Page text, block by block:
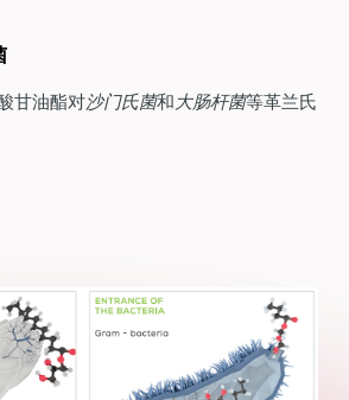
甘油酯对沙门氏菌和大肠杆菌等革兰氏